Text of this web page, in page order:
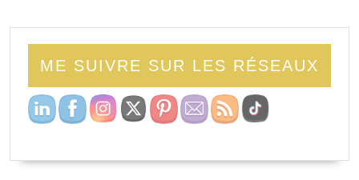
ME SUIVRE SUR LES RÉSEAUX